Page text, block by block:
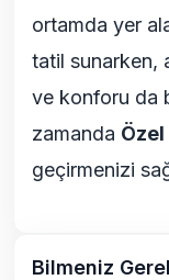
ortamda yer
tatil sunarken,
ve konforu da
zamanda
geçirmenizi
Bilmeniz